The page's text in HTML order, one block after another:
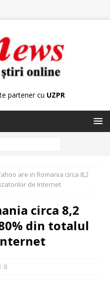
partener cu UZPR
are in Romania circa 8,2
de Internet
circa 8,2
din totalul
0